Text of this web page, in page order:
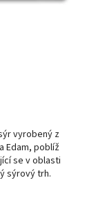
vyrobený z
Edam, poblíž
se v oblasti
sýrový trh.